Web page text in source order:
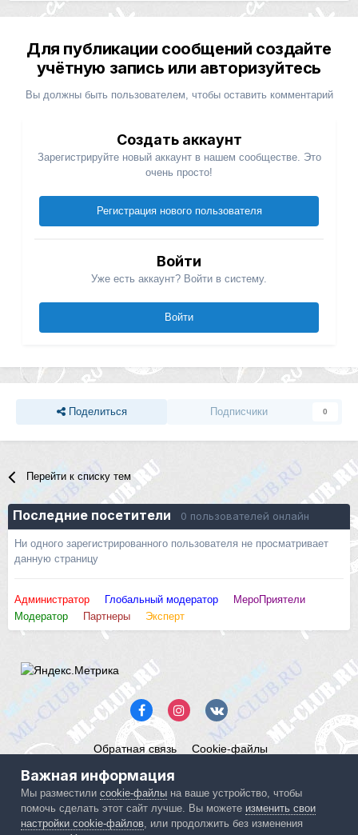
Для публикации сообщений создайте
учётную запись или авторизуйтесь
Вы должны быть пользователем, чтобы оставить комментарий
Создать аккаунт
Зарегистрируйте новый аккаунт в нашем сообществе. Это
очень просто!
Регистрация нового пользователя
Войти
Уже есть аккаунт? Войти в систему.
Войти
Поделиться Подписчики 0
Перейти к списку тем
Последние посетители 0 пользователей онлайн
Ни одного зарегистрированного пользователя не просматривает
данную страницу
Администратор Глобальный модератор
МероПриятели
Модератор
Партнеры Эксперт
Обратная связь Cookie-файлы
Powered by Invision Community
Важная информация
Мы разместилиcookie-файлы на ваше устройство, чтобы
помочь сделать этот сайт лучше. Вы можете изменить свои
настройки cookie-файлов , или продолжить без изменения
IPS spam blocked by CleanTalk.